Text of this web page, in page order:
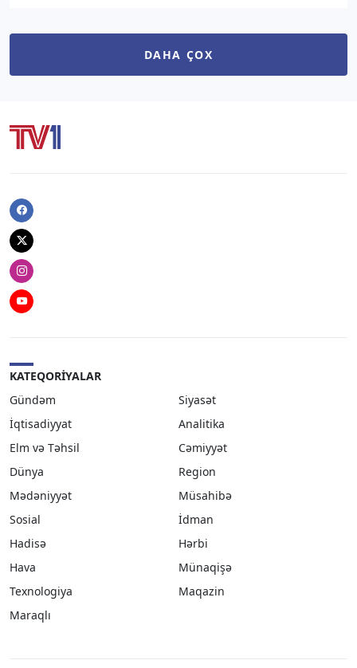
DAHA ÇOX
Facebook
Twitter
Instagram
Youtube
KATEQORIYALAR
Gündəm
Siyasət
İqtisadiyyat
Analitika
Elm və Təhsil
Cəmiyyət
Dünya
Region
Mədəniyyət
Müsahibə
Sosial
İdman
Hadisə
Hərbi
Hava
Münaqişə
Texnologiya
Maqazin
Maraqlı